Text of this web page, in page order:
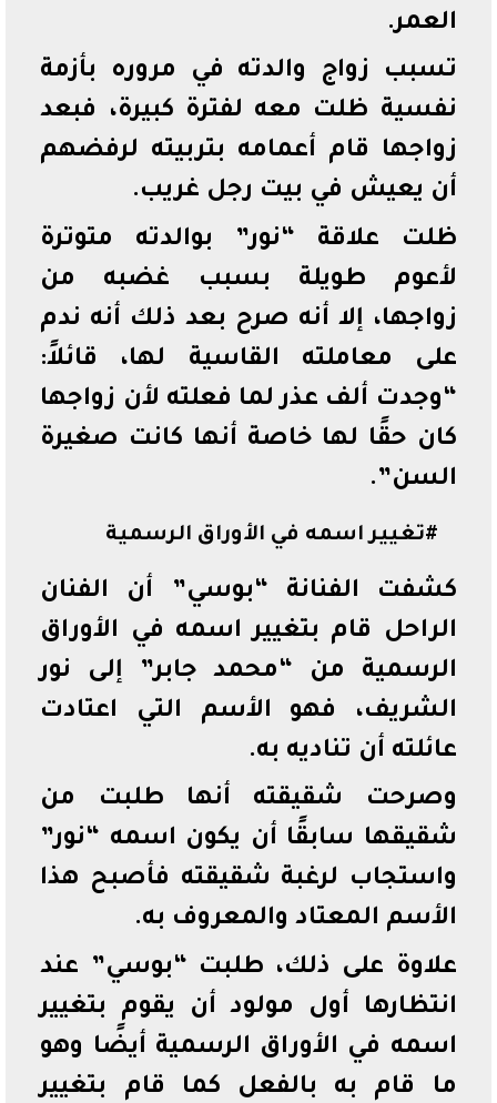
العمر.
تسبب زواج والدته في مروره بأزمة
نفسية ظلت معه لفترة كبيرة، فبعد
زواجها قام أعمامه بتربيته لرفضهم
أن يعيش في بيت رجل غريب.
ظلت علاقة “نور” بوالدته متوترة
لأعوم طويلة بسبب غضبه من
زواجها، إلا أنه صرح بعد ذلك أنه ندم
على معاملته القاسية لها، قائلاً:
“وجدت ألف عذر لما فعلته لأن زواجها
كان حقًا لها خاصة أنها كانت صغيرة
السن”.
#تغيير اسمه في الأوراق الرسمية
كشفت الفنانة “بوسي” أن الفنان
الراحل قام بتغيير اسمه في الأوراق
الرسمية من “محمد جابر” إلى نور
الشريف، فهو الأسم التي اعتادت
عائلته أن تناديه به.
وصرحت شقيقته أنها طلبت من
شقيقها سابقًا أن يكون اسمه “نور”
واستجاب لرغبة شقيقته فأصبح هذا
الأسم المعتاد والمعروف به.
علاوة على ذلك، طلبت “بوسي” عند
انتظارها أول مولود أن يقوم بتغيير
اسمه في الأوراق الرسمية أيضًا وهو
ما قام به بالفعل كما قام بتغيير